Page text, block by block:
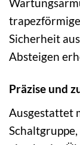
Sicherheit
Absteigen
Präzise und
Ausgestattet